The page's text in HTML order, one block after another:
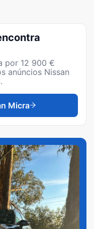
por 12 900 €
anúncios Nissan
Micra